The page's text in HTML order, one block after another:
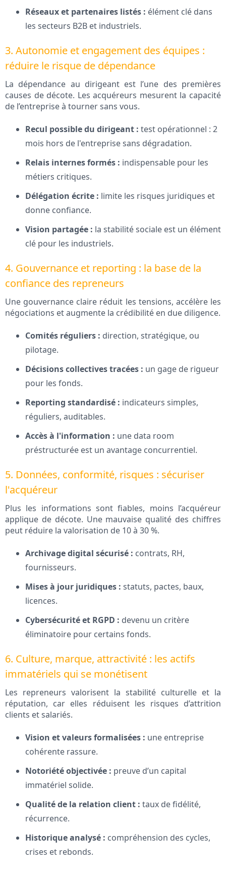
Réseaux et partenaires listés : élément clé dans
les secteurs B2B et industriels.
3. Autonomie et engagement des équipes :
réduire le risque de dépendance
La dépendance au dirigeant est l’une des premières
causes de décote. Les acquéreurs mesurent la capacité
de l’entreprise à tourner sans vous.
Recul possible du dirigeant : test opérationnel : 2
mois hors de l'entreprise sans dégradation.
Relais internes formés : indispensable pour les
métiers critiques.
Délégation écrite : limite les risques juridiques et
donne confiance.
Vision partagée : la stabilité sociale est un élément
clé pour les industriels.
4. Gouvernance et reporting : la base de la
confiance des repreneurs
Une gouvernance claire réduit les tensions, accélère les
négociations et augmente la crédibilité en due diligence.
Comités réguliers : direction, stratégique, ou
pilotage.
Décisions collectives tracées : un gage de rigueur
pour les fonds.
Reporting standardisé : indicateurs simples,
réguliers, auditables.
Accès à l'information : une data room
préstructurée est un avantage concurrentiel.
5. Données, conformité, risques : sécuriser
l'acquéreur
Plus les informations sont fiables, moins l’acquéreur
applique de décote. Une mauvaise qualité des chiffres
peut réduire la valorisation de 10 à 30 %.
Archivage digital sécurisé : contrats, RH,
fournisseurs.
Mises à jour juridiques : statuts, pactes, baux,
licences.
Cybersécurité et RGPD : devenu un critère
éliminatoire pour certains fonds.
6. Culture, marque, attractivité : les actifs
immatériels qui se monétisent
Les repreneurs valorisent la stabilité culturelle et la
réputation, car elles réduisent les risques d’attrition
clients et salariés.
Vision et valeurs formalisées : une entreprise
cohérente rassure.
Notoriété objectivée : preuve d’un capital
immatériel solide.
Qualité de la relation client : taux de fidélité,
récurrence.
Historique analysé : compréhension des cycles,
crises et rebonds.